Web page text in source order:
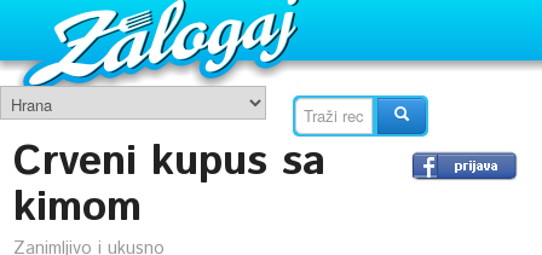
Crveni kupus sa
kimom
Zanimljivo i ukusno